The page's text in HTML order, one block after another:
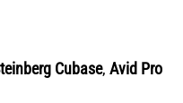
Cubase, Avid Pro